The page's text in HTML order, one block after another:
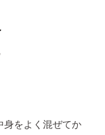
身をよく混ぜてか